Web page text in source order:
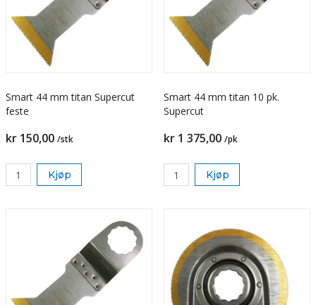
Smart 44 mm titan Supercut
feste
kr 150,00 /stk
Kjøp
Smart 44 mm titan 10 pk.
Supercut
kr 1 375,00 /pk
Kjøp